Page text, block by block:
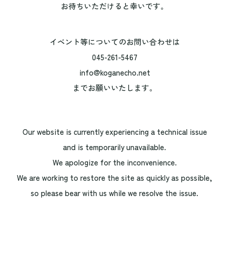
お待ちいただけると幸いです。
イベント等についてのお問い合わせは
045-261-5467
info@koganecho.net
までお願いいたします。
Our website is currently experiencing a technical issue
and is temporarily unavailable.
We apologize for the inconvenience.
We are working to restore the site as quickly as possible,
so please bear with us while we resolve the issue.